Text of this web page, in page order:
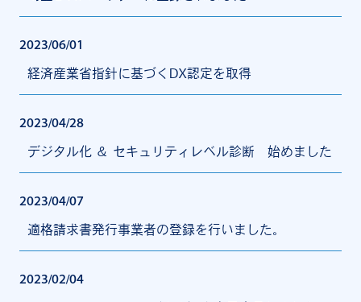
2023/06/01
経済産業省指針に基づくDX認定を取得
2023/04/28
デジタル化 ＆ セキュリティレベル診断 始めました
2023/04/07
適格請求書発行事業者の登録を行いました。
2023/02/04